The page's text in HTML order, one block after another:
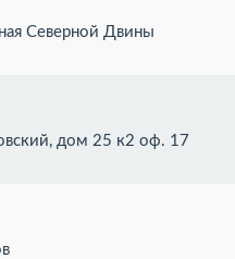
Северной Двины
дом 25 к2 оф. 17